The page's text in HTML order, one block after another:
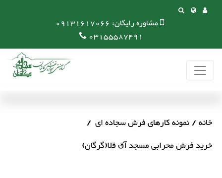
مشاوره رایگان: 09131617066
03155587491
خانه نمونه کارهای فرش سجاده ای
خرید فرش محرابی مسجد آق قلا(گرگان)